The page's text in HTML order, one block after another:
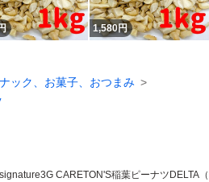
1,580円
ック、お菓子、おつまみ
3G CARETON'S稲葉ピーナツ DELTA